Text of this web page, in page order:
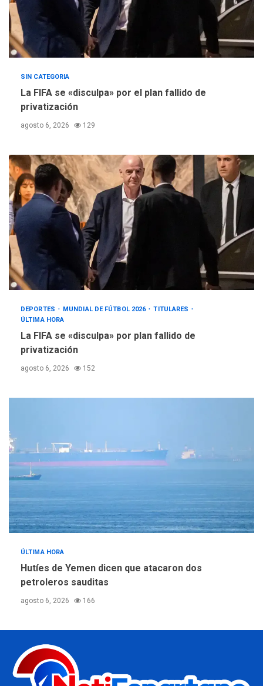
SIN CATEGORIA
La FIFA se «disculpa» por el plan fallido de
privatización
agosto 6, 2026 129
DEPORTES MUNDIAL DE FÚTBOL 2026
TITULARES
ÚLTIMA HORA
La FIFA se «disculpa» por plan fallido de
privatización
agosto 6, 2026 152
ÚLTIMA HORA
Hutíes de Yemen dicen que atacaron dos
petroleros sauditas
agosto 6, 2026 166